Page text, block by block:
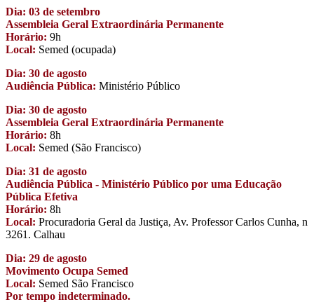
Dia: 03 de setembro
Assembleia Geral Extraordinária Permanente
Horário: 9h
Local: Semed (ocupada)
Dia: 30 de agosto
Audiência Pública: Ministério Público
Dia: 30 de agosto
Assembleia Geral Extraordinária Permanente
Horário: 8h
Local: Semed (São Francisco)
Dia: 31 de agosto
Audiência Pública - Ministério Público por uma Educação
Pública Efetiva
Horário: 8h
Local: Procuradoria Geral da Justiça, Av. Professor Carlos Cunha, n
3261. Calhau
Dia: 29 de agosto
Movimento Ocupa Semed
Local: Semed São Francisco
Por tempo indeterminado.